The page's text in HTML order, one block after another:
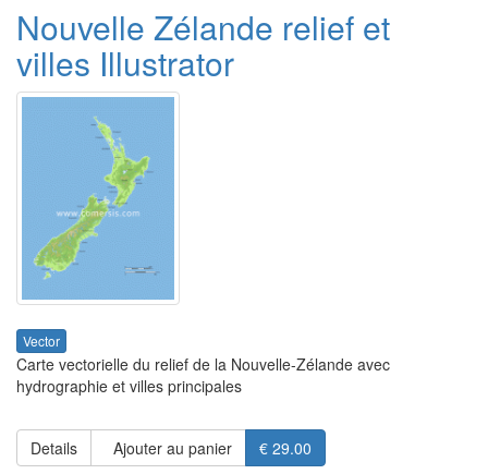
Nouvelle Zélande relief et
villes Illustrator
Vector
Carte vectorielle du relief de la Nouvelle-Zélande avec
hydrographie et villes principales
Details Ajouter au panier € 29.00